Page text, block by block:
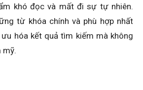
khó đọc và mất đi sự tự nhiên.
từ khóa chính và phù hợp nhất
hóa kết quả tìm kiếm mà không
mỹ.